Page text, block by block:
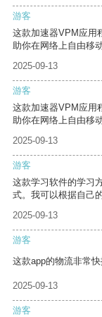
游客
这款加速器VPM应用
助你在网络上自由移动
2025-09-13
游客
这款加速器VPM应用
助你在网络上自由移动
2025-09-13
游客
这款学习软件的学习
式。我可以根据自己
2025-09-13
游客
这款app的物流非常
2025-09-13
游客